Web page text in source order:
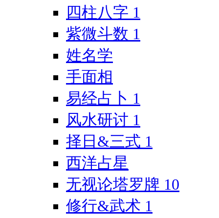
四柱八字 1
紫微斗数 1
姓名学
手面相
易经占卜 1
风水研讨 1
择日&三式 1
西洋占星
无视论塔罗牌 10
修行&武术 1